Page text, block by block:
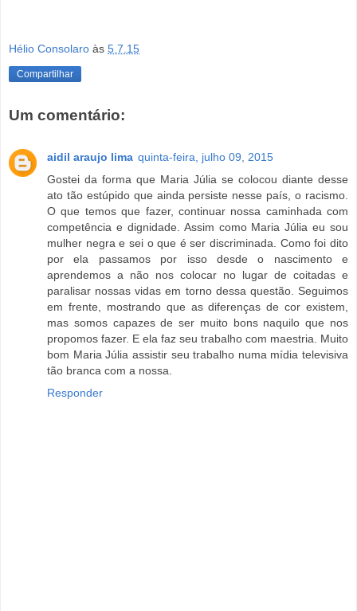
Hélio Consolaro às 5.7.15
Compartilhar
Um comentário:
aidil araujo lima quinta-feira, julho 09, 2015
Gostei da forma que Maria Júlia se colocou diante desse
ato tão estúpido que ainda persiste nesse país, o racismo.
O que temos que fazer, continuar nossa caminhada com
competência e dignidade. Assim como Maria Júlia eu sou
mulher negra e sei o que é ser discriminada. Como foi dito
por ela passamos por isso desde o nascimento e
aprendemos a não nos colocar no lugar de coitadas e
paralisar nossas vidas em torno dessa questão. Seguimos
em frente, mostrando que as diferenças de cor existem,
mas somos capazes de ser muito bons naquilo que nos
propomos fazer. E ela faz seu trabalho com maestria. Muito
bom Maria Júlia assistir seu trabalho numa mídia televisiva
tão branca com a nossa.
Responder